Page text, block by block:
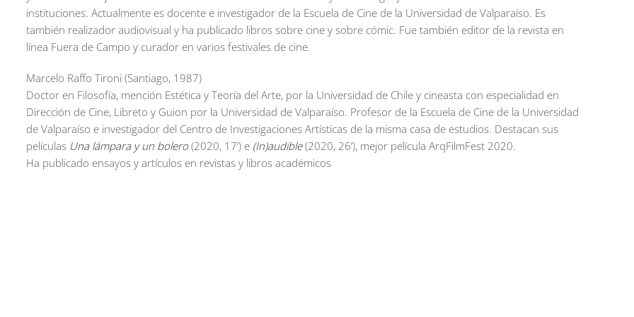
instituciones. Actualmente es docente e investigador de la Escuela de Cine de la Universidad de Valparaíso. Es
también realizador audiovisual y ha publicado libros sobre cine y sobre cómic. Fue también editor de la revista en
línea Fuera de Campo y curador en varios festivales de cine.
Marcelo Raffo Tironi (Santiago, 1987)
Doctor en Filosofía, mención Estética y Teoría del Arte, por la Universidad de Chile y cineasta con especialidad en
Dirección de Cine, Libreto y Guion por la Universidad de Valparaíso. Profesor de la Escuela de Cine de la Universidad
de Valparaíso e investigador del Centro de Investigaciones Artísticas de la misma casa de estudios. Destacan sus
películas Una lámpara y un bolero (2020, 17’) e (In)audible(2020, 26’), mejor película ArqFilmFest 2020.
Ha publicado ensayos y artículos en revistas y libros académicos